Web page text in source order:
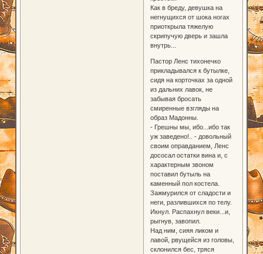
Как в бреду, девушка на
негнущихся от шока ногах
приоткрыла тяжелую
скрипучую дверь и зашла
внутрь...
Пастор Ленс тихонечко
прикладывался к бутылке,
сидя на корточках за одной
из дальних лавок, не
забывая бросать
смиренные взгляды на
образ Мадонны.
- Грешны мы, ибо...ибо так
уж заведено!.. - довольный
своим оправданием, Ленс
дососал остатки вина и, с
характерным звоном
поставил бутыль на
каменный пол костела.
Зажмурился от сладости и
неги, разлившихся по телу.
Икнул. Распахнул веки...и,
рыгнув, завопил.
Над ним, сияя ликом и
лавой, рвущейся из головы,
склонился бес, тряся